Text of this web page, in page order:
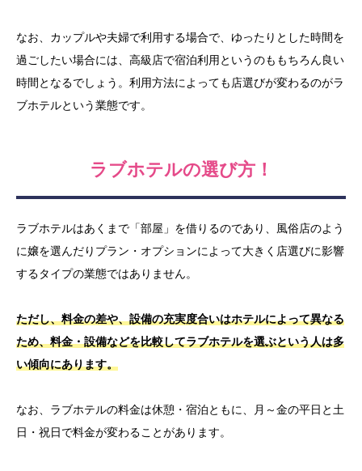
なお、カップルや夫婦で利用する場合で、ゆったりとした時間を
過ごしたい場合には、高級店で宿泊利用というのももちろん良い
時間となるでしょう。利用方法によっても店選びが変わるのがラ
ブホテルという業態です。
ラブホテルの選び方！
ラブホテルはあくまで「部屋」を借りるのであり、風俗店のよう
に嬢を選んだりプラン・オプションによって大きく店選びに影響
するタイプの業態ではありません。
ただし、料金の差や、設備の充実度合いはホテルによって異なる
ため、料金・設備などを比較してラブホテルを選ぶという人は多
い傾向にあります。
なお、ラブホテルの料金は休憩・宿泊ともに、月～金の平日と土
日・祝日で料金が変わることがあります。